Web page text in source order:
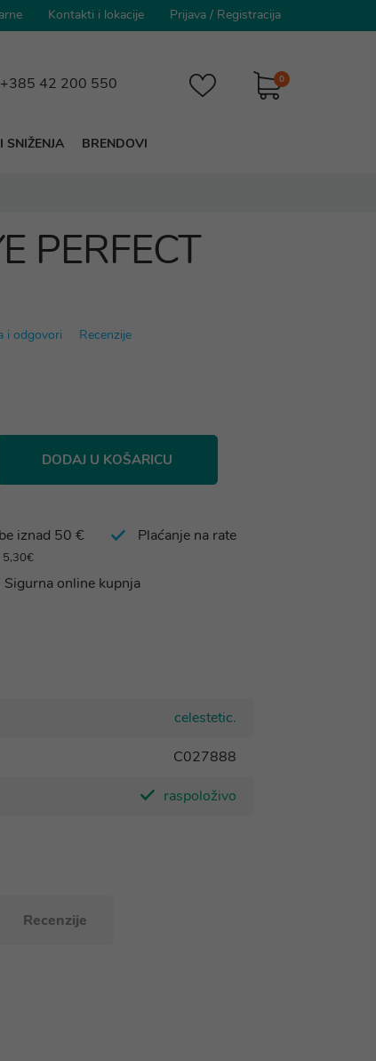
Kontakti i lokacije Prijava / Registracija
0
+385 42 200 550
SNIŽENJA BRENDOVI
PERFECT
i odgovori Recenzije
DODAJ U KOŠARICU
iznad 50 €
5,30€
Plaćanje na rate
Sigurna online kupnja
celestetic.
C027888
raspoloživo
Recenzije